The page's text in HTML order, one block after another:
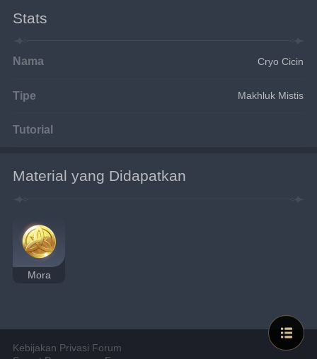
Stats
Nama Cryo Cicin
Tipe Makhluk Mistis
Tutorial
Material yang Didapatkan
Mora
Kebijakan Privasi Forum